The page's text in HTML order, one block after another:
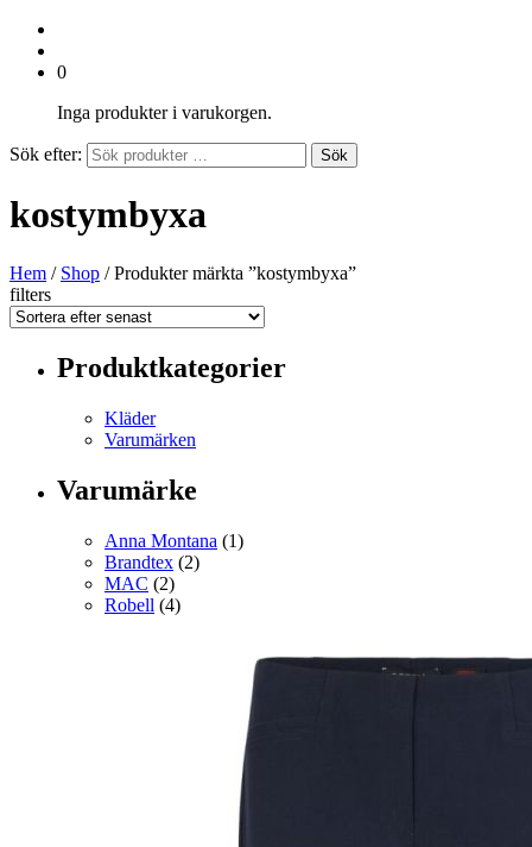
0
Inga produkter i varukorgen.
Sök efter: Sök
kostymbyxa
Hem / Shop / Produkter märkta ”kostymbyxa”
filters
Produktkategorier
Kläder
Varumärken
Varumärke
Anna Montana (1)
Brandtex (2)
MAC (2)
Robell (4)